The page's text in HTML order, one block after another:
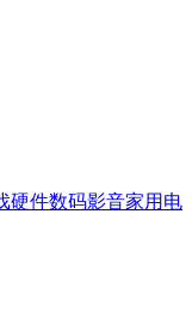
硬件数码影音家用电